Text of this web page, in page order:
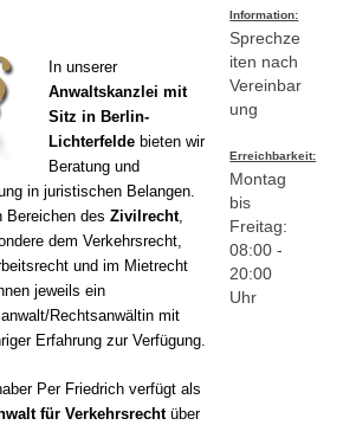
In unserer
Anwaltskanzlei mit
Sitz in Berlin-
Lichterfeldebieten wir
Beratung und
in juristischen Belangen.
Bereichen des Zivilrecht,
dem Verkehrsrecht,
und im Mietrecht
jeweils ein
Rechtsanwältin mit
Erfahrung zur Verfügung.
Per Friedrich verfügt als
für Verkehrsrechtüber
Information:
Sprechze
iten nach
Vereinbar
ung
Erreichbarkeit:
Montag
bis
Freitag:
08:00 -
20:00
Uhr